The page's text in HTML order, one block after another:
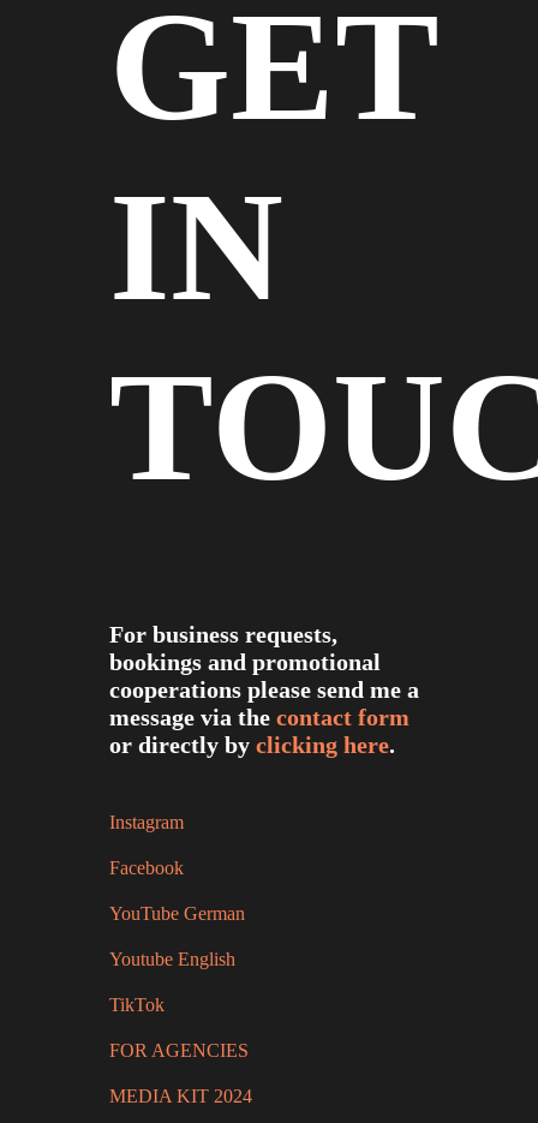
GET
IN
For business requests,
bookings and promotional
cooperations please send me a
message via the contact form
or directly by clicking here.
Instagram
Facebook
YouTube German
Youtube English
TikTok
FOR AGENCIES
MEDIA KIT 2024